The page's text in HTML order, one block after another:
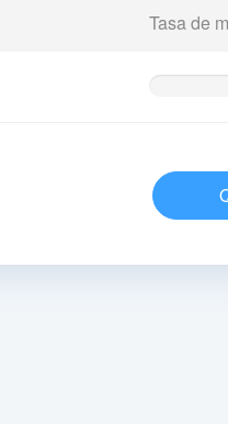
Tasa de